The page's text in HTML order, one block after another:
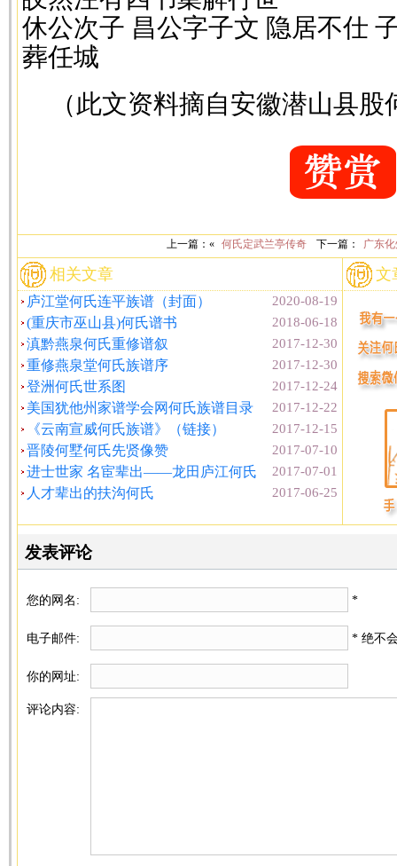
休公次子 昌公字子文 隐居不仕
葬任城
（此文资料摘自安徽潜山县股
上一篇：« 何氏定武兰亭传奇 下一篇： 广东
相关文章
2020-08-19
庐江堂何氏连平族谱（封面）
2018-06-18
(重庆市巫山县)何氏谱书
2017-12-30
滇黔燕泉何氏重修谱叙
2017-12-30
重修燕泉堂何氏族谱序
2017-12-24
登洲何氏世系图
2017-12-22
美国犹他州家谱学会网何氏族谱目录
2017-12-15
《云南宣威何氏族谱》（链接）
2017-07-10
晋陵何墅何氏先贤像赞
2017-07-01
进士世家 名宦辈出——龙田庐江何氏
2017-06-25
人才辈出的扶沟何氏
文
发表评论
您的网名: *
电子邮件: * 绝不
你的网址:
评论内容: